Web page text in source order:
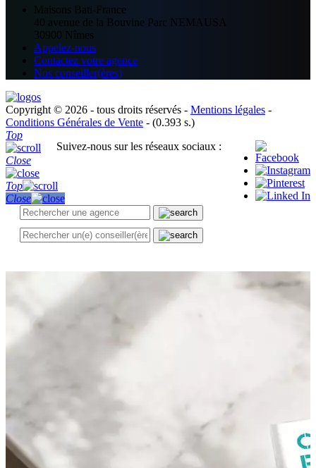
Maisons Bati-France
40 avenue de la Bouvine Parc NEMAUSA
30900 Nîmes
Appelez-nous
Contactez votre agence
Nos conseiller(ères)
Copyright © 2026 - tous droits réservés - Mentions légales -
Conditions Générales de Vente - (0.393 s.)
Suivez-nous sur les réseaux sociaux :
Top
Close
Top
Close